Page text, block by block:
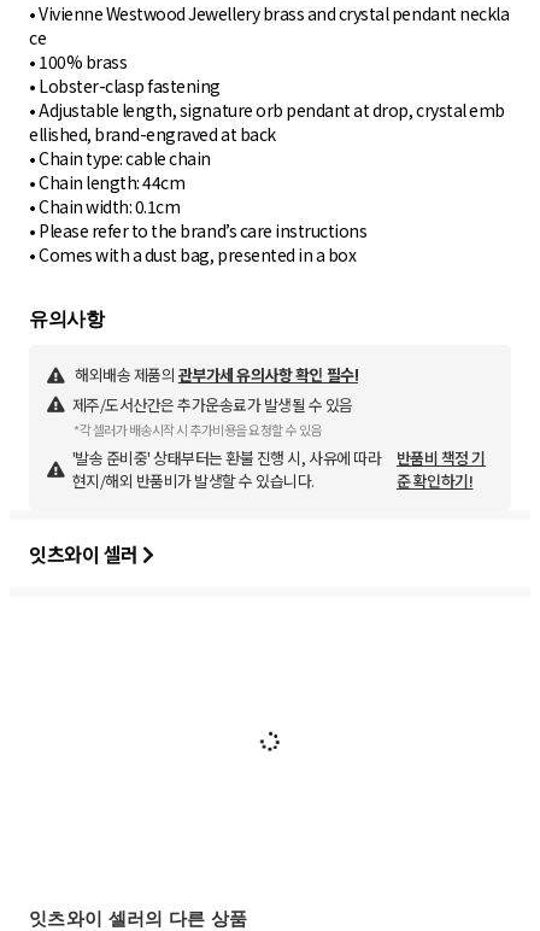
• Vivienne Westwood Jewellery brass and crystal pendant neckla
ce
• 100% brass
• Lobster-clasp fastening
• Adjustable length, signature orb pendant at drop, crystal emb
ellished, brand-engraved at back
• Chain type: cable chain
• Chain length: 44cm
• Chain width: 0.1cm
• Please refer to the brand’s care instructions
• Comes with a dust bag, presented in a box
유의사항
해외배송 제품의 관부가세 유의사항 확인 필수!
제주/도서산간은 추가운송료가 발생될 수 있음
*각 셀러가 배송시작 시 추가비용을 요청할 수 있음
'발송 준비중' 상태부터는 환불 진행 시, 사유에 따라
현지/해외 반품비가 발생할 수 있습니다.
반품비 책정 기
준 확인하기!
잇츠와이 셀러
잇츠와이 셀러의 다른 상품